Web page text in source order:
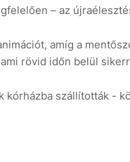
– az
amíg a
rövid időn belül
szállították -